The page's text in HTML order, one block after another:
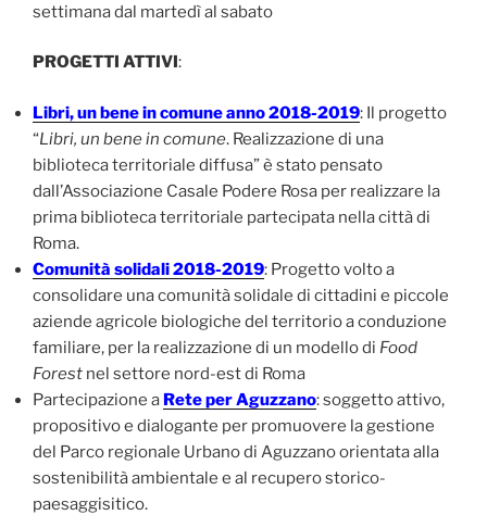
settimana dal martedì al sabato
PROGETTI ATTIVI :
Libri, un bene in comune anno 2018-2019: Il progetto
“Libri, un bene in comune. Realizzazione di una
biblioteca territoriale diffusa” è stato pensato
dall’Associazione Casale Podere Rosa per realizzare la
prima biblioteca territoriale partecipata nella città di
Roma.
Comunità solidali 2018-2019: Progetto volto a
consolidare una comunità solidale di cittadini e piccole
aziende agricole biologiche del territorio a conduzione
familiare, per la realizzazione di un modello di Food
Forest nel settore nord-est di Roma
Partecipazione a Rete per Aguzzano: soggetto attivo,
propositivo e dialogante per promuovere la gestione
del Parco regionale Urbano di Aguzzano orientata alla
sostenibilità ambientale e al recupero storico-
paesaggisitico.